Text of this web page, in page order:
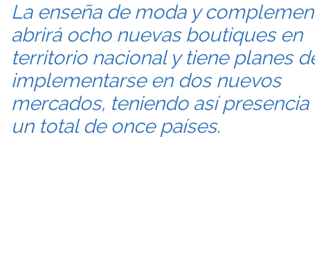
La enseña de moda y
abrirá ocho nuevas boutiques en
territorio nacional y tiene planes
implementarse en dos nuevos
mercados, teniendo así presencia
un total de once países.